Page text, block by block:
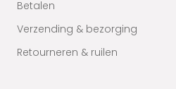
Betalen
Verzending & bezorging
Retourneren & ruilen